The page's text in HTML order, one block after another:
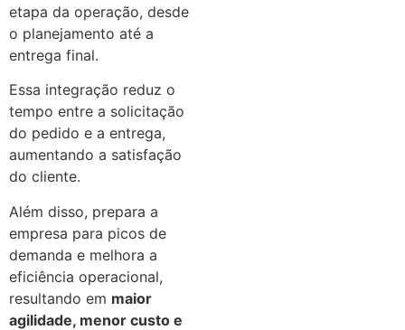
etapa da operação, desde
o planejamento até a
entrega final.
Essa integração reduz o
tempo entre a solicitação
do pedido e a entrega,
aumentando a satisfação
do cliente.
Além disso, prepara a
empresa para picos de
demanda e melhora a
eficiência operacional,
resultando em maior
agilidade, menor custo e